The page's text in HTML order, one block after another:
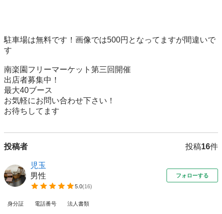
駐車場は無料です！画像では500円となってますが間違いで
す
南楽園フリーマーケット第三回開催
出店者募集中！
最大40ブース
お気軽にお問い合わせ下さい！
お待ちしてます
投稿者 投稿16件
児玉
男性
5.0(16)
フォローする
身分証 電話番号 法人書類